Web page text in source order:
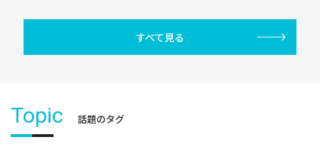
すべて見る
Topic 話題のタグ